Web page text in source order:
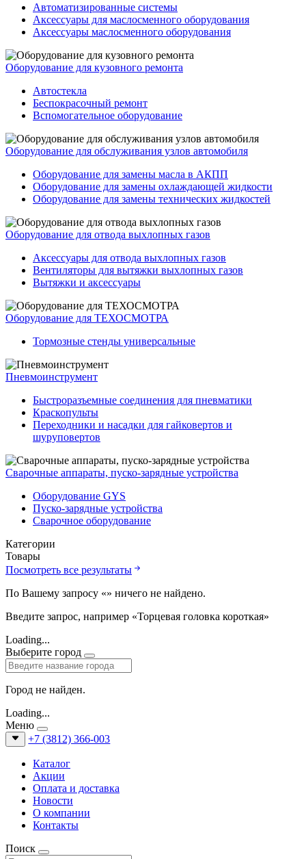
Автоматизированные системы
Аксессуары для маслосменного оборудования
Аксессуары маслосменного оборудования
Оборудование для кузовного ремонта
Автостекла
Беспокрасочный ремонт
Вспомогательное оборудование
Оборудование для обслуживания узлов автомобиля
Оборудование для замены масла в АКПП
Оборудование для замены охлаждающей жидкости
Оборудование для замены технических жидкостей
Оборудование для отвода выхлопных газов
Аксессуары для отвода выхлопных газов
Вентиляторы для вытяжки выхлопных газов
Вытяжки и аксессуары
Оборудование для ТЕХОСМОТРА
Тормозные стенды универсальные
Пневмоинструмент
Быстроразъемные соединения для пневматики
Краскопульты
Переходники и насадки для гайковертов и
шуруповертов
Сварочные аппараты, пуско-зарядные устройства
Оборудование GYS
Пуско-зарядные устройства
Сварочное оборудование
Категории
Товары
Посмотреть все результаты
По Вашему запросу «» ничего не найдено.
Введите запрос, например «Торцевая головка короткая»
Loading...
Выберите город
Город не найден.
Loading...
Меню
+7 (3812) 366-003
Каталог
Акции
Оплата и доставка
Новости
О компании
Контакты
Поиск